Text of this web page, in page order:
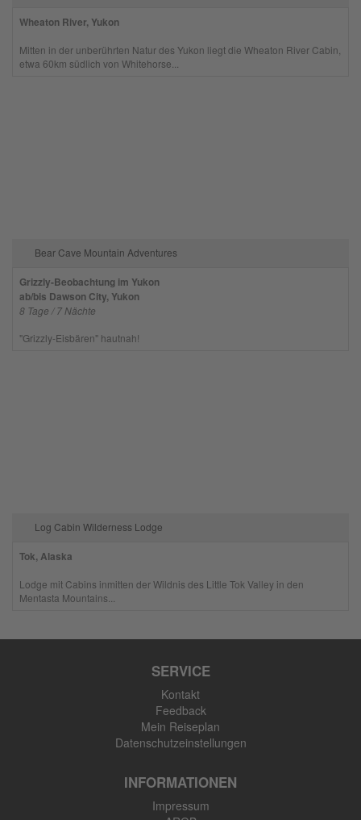
Wheaton River, Yukon
Mitten in der unberührten Natur des Yukon liegt die Wheaton River Cabin,
etwa 60km südlich von Whitehorse...
Bear Cave Mountain Adventures
Grizzly-Beobachtung im Yukon
ab/bis Dawson City, Yukon
8 Tage / 7 Nächte
"Grizzly-Eisbären" hautnah!
Log Cabin Wilderness Lodge
Tok, Alaska
Lodge mit Cabins inmitten der Wildnis des Little Tok Valley in den
Mentasta Mountains...
SERVICE
Kontakt
Feedback
Mein Reiseplan
Datenschutzeinstellungen
INFORMATIONEN
Impressum